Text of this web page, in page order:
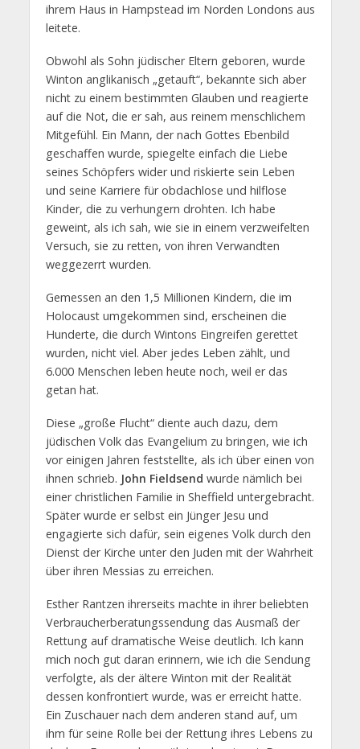
ihrem Haus in Hampstead im Norden Londons aus
leitete.
Obwohl als Sohn jüdischer Eltern geboren, wurde
Winton anglikanisch „getauft“, bekannte sich aber
nicht zu einem bestimmten Glauben und reagierte
auf die Not, die er sah, aus reinem menschlichem
Mitgefühl. Ein Mann, der nach Gottes Ebenbild
geschaffen wurde, spiegelte einfach die Liebe
seines Schöpfers wider und riskierte sein Leben
und seine Karriere für obdachlose und hilflose
Kinder, die zu verhungern drohten. Ich habe
geweint, als ich sah, wie sie in einem verzweifelten
Versuch, sie zu retten, von ihren Verwandten
weggezerrt wurden.
Gemessen an den 1,5 Millionen Kindern, die im
Holocaust umgekommen sind, erscheinen die
Hunderte, die durch Wintons Eingreifen gerettet
wurden, nicht viel. Aber jedes Leben zählt, und
6.000 Menschen leben heute noch, weil er das
getan hat.
Diese „große Flucht“ diente auch dazu, dem
jüdischen Volk das Evangelium zu bringen, wie ich
vor einigen Jahren feststellte, als ich über einen von
ihnen schrieb. John Fieldsend wurde nämlich bei
einer christlichen Familie in Sheffield untergebracht.
Später wurde er selbst ein Jünger Jesu und
engagierte sich dafür, sein eigenes Volk durch den
Dienst der Kirche unter den Juden mit der Wahrheit
über ihren Messias zu erreichen.
Esther Rantzen ihrerseits machte in ihrer beliebten
Verbraucherberatungssendung das Ausmaß der
Rettung auf dramatische Weise deutlich. Ich kann
mich noch gut daran erinnern, wie ich die Sendung
verfolgte, als der ältere Winton mit der Realität
dessen konfrontiert wurde, was er erreicht hatte.
Ein Zuschauer nach dem anderen stand auf, um
ihm für seine Rolle bei der Rettung ihres Lebens zu